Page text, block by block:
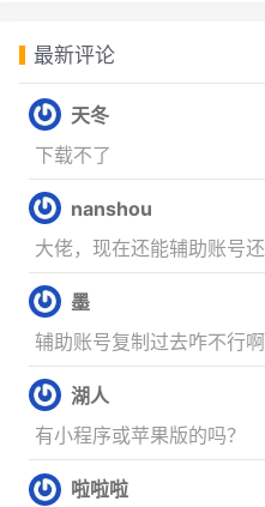
最新评论
天冬
下载不了
nanshou
大佬，现在还能辅助账
墨
辅助账号复制过去咋不行啊
湖人
有小程序或苹果版的吗？
啦啦啦